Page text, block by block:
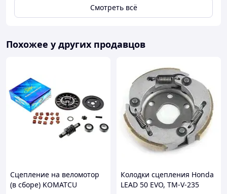
Смотреть всё
Похожее у других продавцов
Сцепление на веломотор
(в сборе) KOMATCU
Колодки сцепления Honda
LEAD 50 EVO, TM-V-235